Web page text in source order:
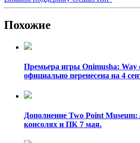
Похожие
Премьера игры Onimusha: Way
официально перенесена на 4
Дополнение Two Point
консолях и ПК 7 мая.